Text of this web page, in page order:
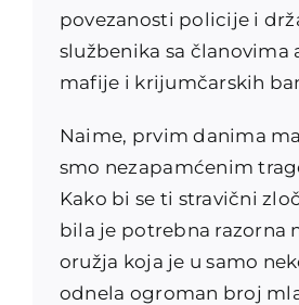
povezanosti policije i
službenika sa članovima
mafije i krijumčarskih
Naime, prvim danima
smo nezapamćenim
Kako bi se ti stravični
bila je potrebna razorna
oružja koja je u samo
odnela ogroman broj